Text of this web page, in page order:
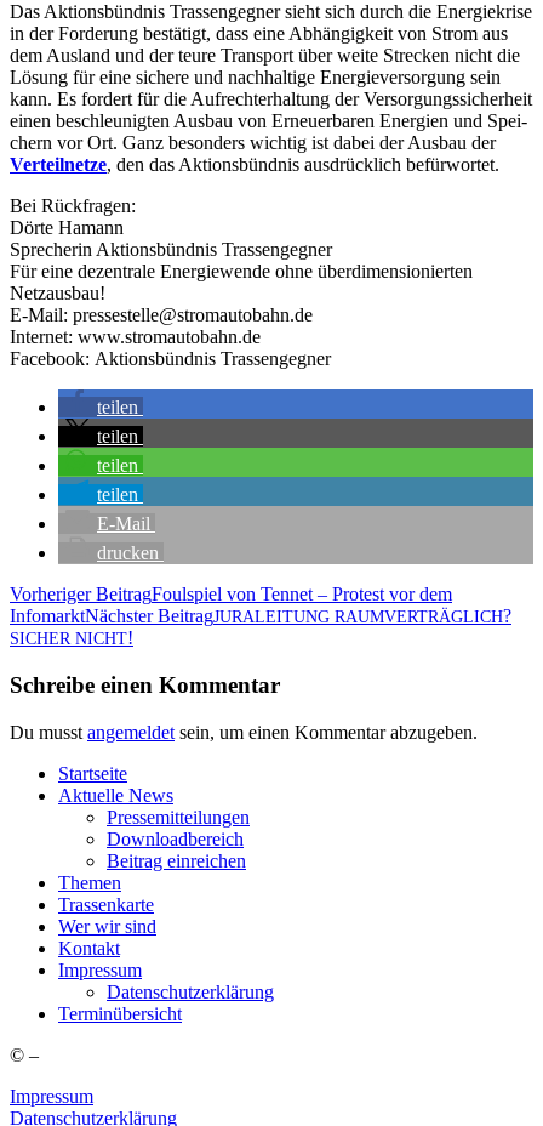
Das Akti­ons­bünd­nis Tras­sen­geg­ner sieht sich durch die Ener­gie­kri­se
in der For­de­rung bestä­tigt, dass eine Abhän­gig­keit von Strom aus
dem Aus­land und der teu­re Trans­port über wei­te Stre­cken nicht die
Lösung für eine siche­re und nach­hal­ti­ge Ener­gie­ver­sor­gung sein
kann. Es for­dert für die Auf­recht­erhal­tung der Ver­sor­gungs­si­cher­heit
einen beschleu­nig­ten Aus­bau von Erneu­er­ba­ren Ener­gien und Spei­
chern vor Ort. Ganz beson­ders wich­tig ist dabei der Aus­bau der
Ver­teil­net­ze, den das Akti­ons­bünd­nis aus­drück­lich befürwortet.
Bei Rück­fra­gen:
Dör­te Hamann
Spre­che­rin Akti­ons­bünd­nis Trassengegner
Für eine dezen­tra­le Ener­gie­wen­de ohne über­di­men­sio­nier­ten
Netzausbau!
E‑Mail: pressestelle@stromautobahn.de
Inter­net: www.stromautobahn.de
Face­book: Akti­ons­bünd­nis Trassengegner
tei­len
tei­len
tei­len
tei­len
E‑Mail
dru­cken
Beitragsnavigation
Vorheriger BeitragFoul­spiel von Ten­net – Pro­test vor dem
InfomarktNächster BeitragJURALEITUNG RAUMVERTRÄGLICH?
SICHER NICHT!
Schreibe einen Kommentar
Du musst angemeldet sein, um einen Kommentar abzugeben.
Start­sei­te
Aktu­el­le News
Pres­se­mit­tei­lun­gen
Down­load­be­reich
Bei­trag einreichen
The­men
Tras­sen­kar­te
Wer wir sind
Kon­takt
Impres­sum
Daten­schutz­er­klä­rung
Ter­min­über­sicht
© –
Impressum
Datenschutzerklärung